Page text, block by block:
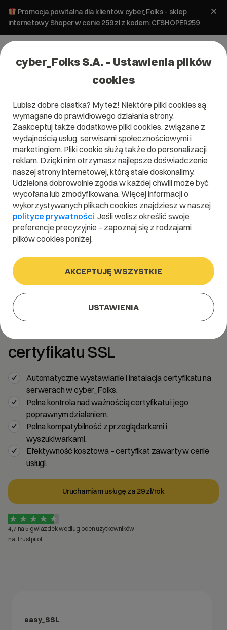
Promocja powitalna dla klientów cyber_Folks - sklep
internetowy Shoper w cenie 259 zł z kodem: CFSHOPER259
easy_SSL
certyfikatu SSL
Automatyczne wystawianie i instalacja certyfikatu na
serwerach w cyber_Folks.
Pełna kontrola nad ważnością certyfikatu i jego
poprawnym działaniem.
Pełna kompatybilność z przeglądarkami i
wyszukiwarkami.
Efektywność kosztowa – certyfikat zawarty w cenie
usługi.
Uruchamiam usługę za 29 zł/rok
4,7 na 5 gwiazdek według ocen użytkowników
na Trustpilot
easy_SSL
cyber_Folks S.A. – Ustawienia plików
cookies
Lubisz dobre ciastka? My też! Niektóre pliki cookies są
wymagane do prawidłowego działania strony.
Zaakceptuj także dodatkowe pliki cookies, związane z
wydajnością usług, serwisami społecznościowymi i
marketingiem. Pliki cookie służą także do personalizacji
reklam. Dzięki nim otrzymasz najlepsze doświadczenie
naszej strony internetowej, którą stale doskonalimy.
Udzielona dobrowolnie zgoda w każdej chwili może być
wycofana lub zmodyfikowana. Więcej informacji o
wykorzystywanych plikach cookies znajdziesz w naszej
polityce prywatności. Jeśli wolisz określić swoje
preferencje precyzyjnie – zapoznaj się z rodzajami
plików cookies poniżej.
AKCEPTUJĘ WSZYSTKIE
USTAWIENIA